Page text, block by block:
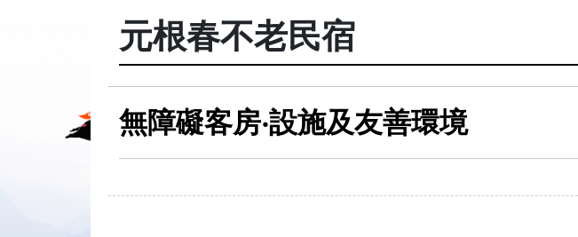
元根春不老民宿
無障礙客房‧設施及友善環境